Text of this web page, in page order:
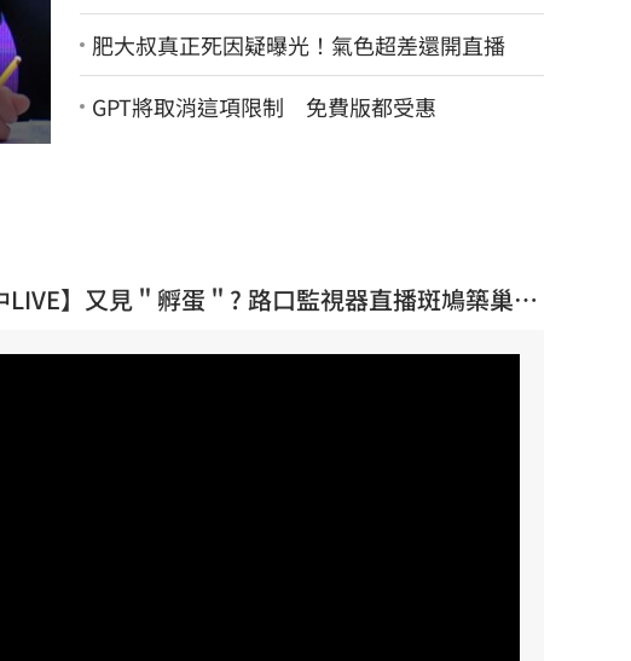
老翁「拐杖」殘殺85歲妻　
肥大叔真正死因疑曝光！氣色超差還開直播
GPT將取消這項限制 免費版都受惠
LIVE】又見＂孵蛋＂? 路口監視器直播斑鳩築巢駐